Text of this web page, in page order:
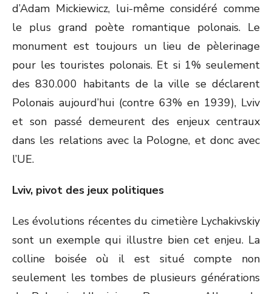
d’Adam Mickiewicz, lui-même considéré comme
le plus grand poète romantique polonais. Le
monument est toujours un lieu de pèlerinage
pour les touristes polonais. Et si 1% seulement
des 830.000 habitants de la ville se déclarent
Polonais aujourd’hui (contre 63% en 1939), Lviv
et son passé demeurent des enjeux centraux
dans les relations avec la Pologne, et donc avec
l’UE.
Lviv, pivot des jeux politiques
Les évolutions récentes du cimetière Lychakivskiy
sont un exemple qui illustre bien cet enjeu. La
colline boisée où il est situé compte non
seulement les tombes de plusieurs générations